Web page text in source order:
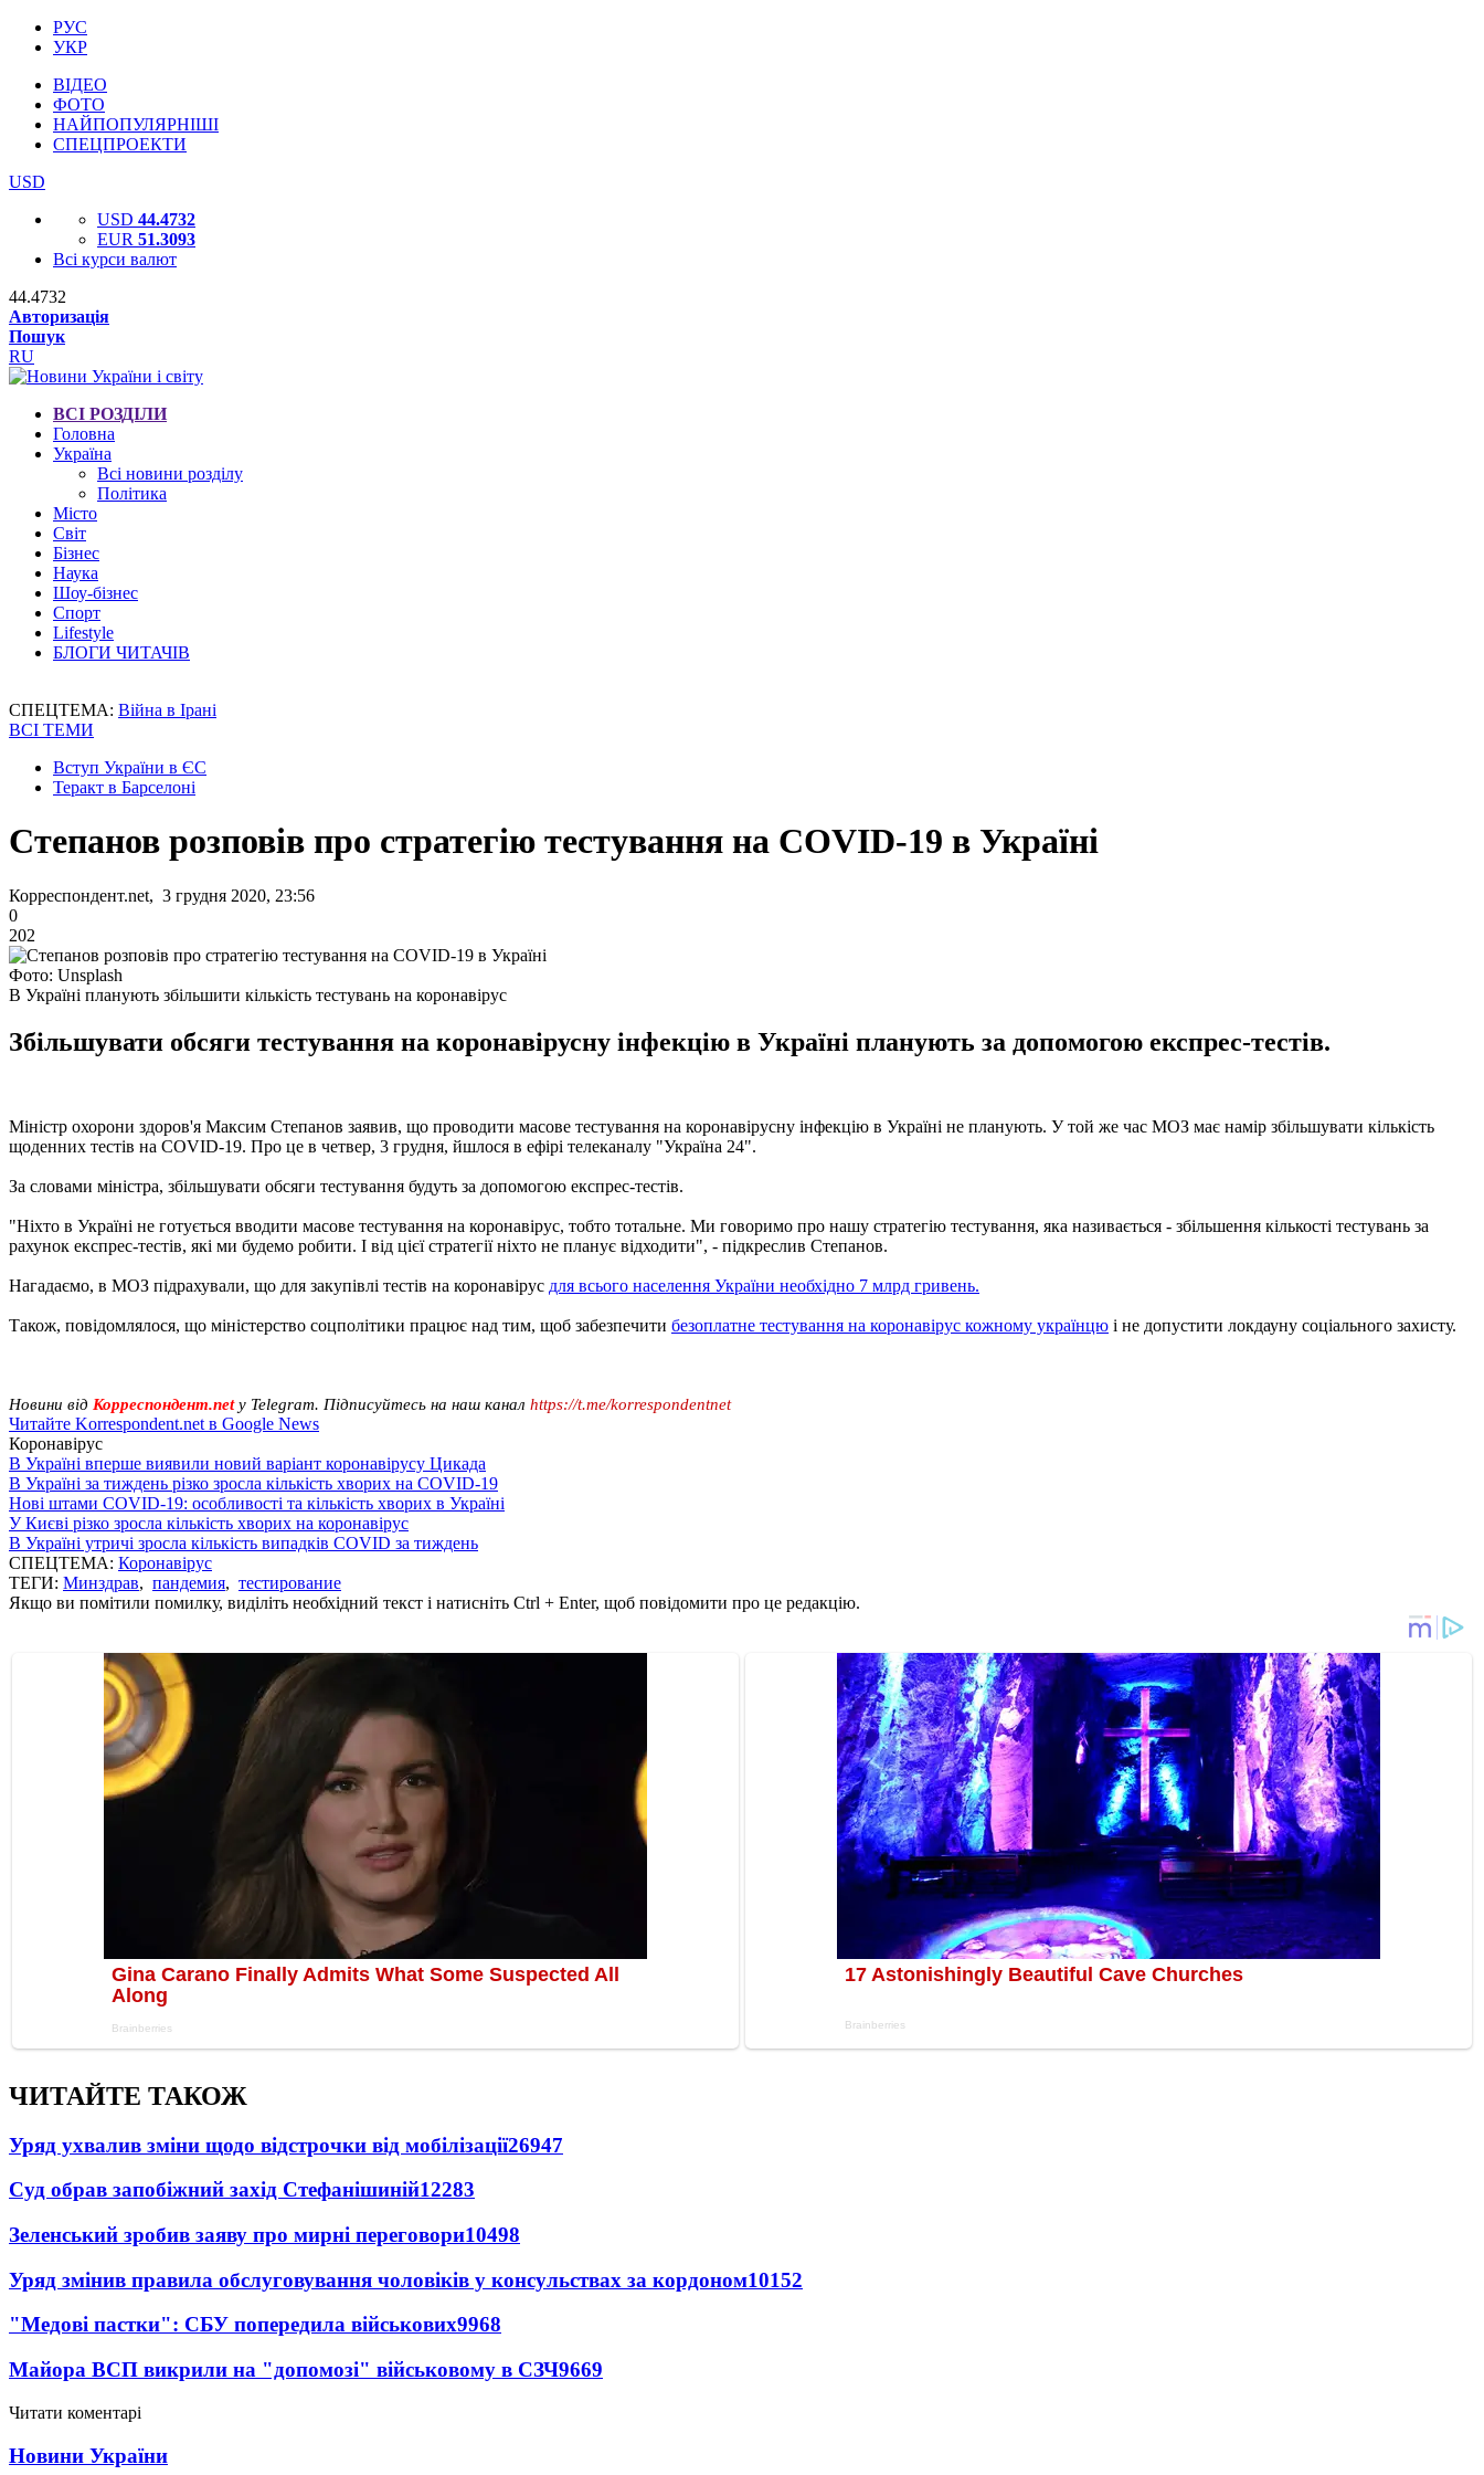
РУС
УКР
ВІДЕО
ФОТО
НАЙПОПУЛЯРНІШІ
СПЕЦПРОЕКТИ
USD
USD 44.4732
EUR 51.3093
Всі курси валют
44.4732
Авторизація
Пошук
RU
ВСІ РОЗДІЛИ
Головна
Україна
Всі новини розділу
Політика
Місто
Світ
Бізнес
Наука
Шоу-бізнес
Спорт
Lifestyle
БЛОГИ ЧИТАЧІВ
СПЕЦТЕМА: Війна в Ірані
ВСІ ТЕМИ
Вступ України в ЄС
Теракт в Барселоні
Степанов розповів про стратегію тестування на COVID-19 в Україні
Корреспондент.net, 3 грудня 2020, 23:56
0
202
Фото: Unsplash
В Україні планують збільшити кількість тестувань на коронавірус
Збільшувати обсяги тестування на коронавірусну інфекцію в Україні планують за допомогою експрес-тестів.
Міністр охорони здоров'я Максим Степанов заявив, що проводити масове тестування на коронавірусну інфекцію в Україні не планують. У той же час МОЗ має намір збільшувати кількість
щоденних тестів на COVID-19. Про це в четвер, 3 грудня, йшлося в ефірі телеканалу "Україна 24".
За словами міністра, збільшувати обсяги тестування будуть за допомогою експрес-тестів.
"Ніхто в Україні не готується вводити масове тестування на коронавірус, тобто тотальне. Ми говоримо про нашу стратегію тестування, яка називається - збільшення кількості тестувань за
рахунок експрес-тестів, які ми будемо робити. І від цієї стратегії ніхто не планує відходити", - підкреслив Степанов.
Нагадаємо, в МОЗ підрахували, що для закупівлі тестів на коронавірус для всього населення України необхідно 7 млрд гривень.
Також, повідомлялося, що міністерство соцполітики працює над тим, щоб забезпечити безоплатне тестування на коронавірус кожному українцю і не допустити локдауну соціального захисту.
Новини від Корреспондент.netу Telegram. Підписуйтесь на наш канал https://t.me/korrespondentnet
Читайте Korrespondent.net в Google News
Коронавірус
В Україні вперше виявили новий варіант коронавірусу Цикада
В Україні за тиждень різко зросла кількість хворих на COVID-19
Нові штами COVID-19: особливості та кількість хворих в Україні
У Києві різко зросла кількість хворих на коронавірус
В Україні утричі зросла кількість випадків COVID за тиждень
СПЕЦТЕМА: Коронавірус
ТЕГИ: Минздрав, пандемия, тестирование
Якщо ви помітили помилку, виділіть необхідний текст і натисніть Ctrl + Enter, щоб повідомити про це редакцію.
ЧИТАЙТЕ ТАКОЖ
Уряд ухвалив зміни щодо відстрочки від мобілізації26947
Суд обрав запобіжний захід Стефанішиній12283
Зеленський зробив заяву про мирні переговори10498
Уряд змінив правила обслуговування чоловіків у консульствах за кордоном10152
"Медові пастки": СБУ попередила військових9968
Майора ВСП викрили на "допомозі" військовому в СЗЧ9669
Читати коментарі
Новини України